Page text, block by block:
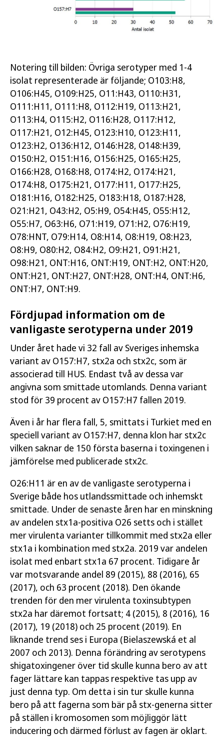
Notering till bilden: Övriga serotyper med 1-4
isolat representerade är följande; O103:H8,
O106:H45, O109:H25, O11:H43, O110:H31,
O111:H11, O111:H8, O112:H19, O113:H21,
O113:H4, O115:H2, O116:H28, O117:H12,
O117:H21, O12:H45, O123:H10, O123:H11,
O123:H2, O136:H12, O146:H28, O148:H39,
O150:H2, O151:H16, O156:H25, O165:H25,
O166:H28, O168:H8, O174:H2, O174:H21,
O174:H8, O175:H21, O177:H11, O177:H25,
O181:H16, O182:H25, O183:H18, O187:H28,
O21:H21, O43:H2, O5:H9, O54:H45, O55:H12,
O55:H7, O63:H6, O71:H19, O71:H2, O76:H19,
O78:HNT, O79:H14, O8:H14, O8:H19, O8:H23,
O8:H9, O80:H2, O84:H2, O9:H21, O91:H21,
O98:H21, ONT:H16, ONT:H19, ONT:H2, ONT:H20,
ONT:H21, ONT:H27, ONT:H28, ONT:H4, ONT:H6,
ONT:H7, ONT:H9.
Fördjupad information om de
vanligaste serotyperna under 2019
Under året hade vi 32 fall av Sveriges inhemska
variant av O157:H7, stx2a och stx2c, som är
associerad till HUS. Endast två av dessa var
angivna som smittade utomlands. Denna variant
stod för 39 procent av O157:H7 fallen 2019.
Även i år har flera fall, 5, smittats i Turkiet med en
speciell variant av O157:H7, denna klon har stx2c
vilken saknar de 150 första baserna i toxingenen i
jämförelse med publicerade stx2c.
O26:H11 är en av de vanligaste serotyperna i
Sverige både hos utlandssmittade och inhemskt
smittade. Under de senaste åren har en minskning
av andelen stx1a-positiva O26 setts och i stället
mer virulenta varianter tillkommit med stx2a eller
stx1a i kombination med stx2a. 2019 var andelen
isolat med enbart stx1a 67 procent. Tidigare år
var motsvarande andel 89 (2015), 88 (2016), 65
(2017), och 63 procent (2018). Den ökande
trenden för den mer virulenta toxinsubtypen
stx2a har däremot fortsatt; 4 (2015), 8 (2016), 16
(2017), 19 (2018) och 25 procent (2019). En
liknande trend ses i Europa (Bielaszewská et al
2007 och 2013). Denna förändring av serotypens
shigatoxingener över tid skulle kunna bero av att
fager lättare kan tappas respektive tas upp av
just denna typ. Om detta i sin tur skulle kunna
bero på att fagerna som bär på stx-generna sitter
på ställen i kromosomen som möjliggör lätt
inducering och därmed förlust av fagen är oklart.